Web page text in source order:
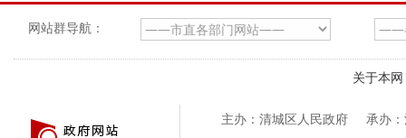
网站群导航：
关于本网
主办：清城区人民政府
承办